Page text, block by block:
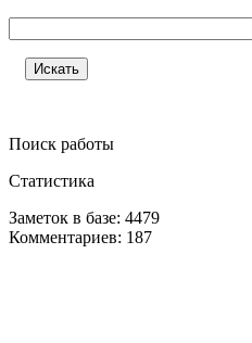
Поиск работы
Статистика
Заметок в базе: 4479
Комментариев: 187